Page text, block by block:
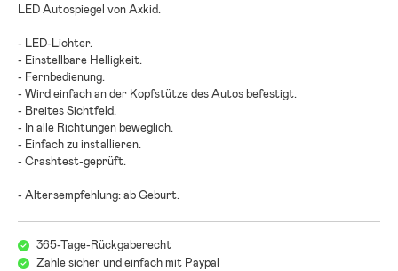
LED Autospiegel von Axkid.
- LED-Lichter.
- Einstellbare Helligkeit.
- Fernbedienung.
- Wird einfach an der Kopfstütze des Autos befestigt.
- Breites Sichtfeld.
- In alle Richtungen beweglich.
- Einfach zu installieren.
- Crashtest-geprüft.
- Altersempfehlung: ab Geburt.
365-Tage-Rückgaberecht
Zahle sicher und einfach mit Paypal